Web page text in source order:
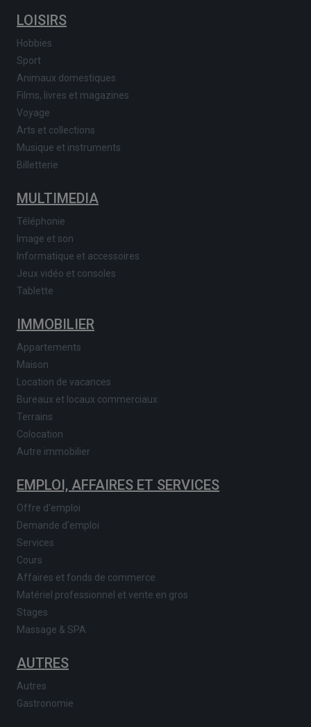
LOISIRS
Hobbies
Sport
Animaux domestiques
Films, livres et magazines
Voyage
Arts et collections
Musique et instruments
Billetterie
MULTIMEDIA
Téléphonie
Image et son
Informatique et accessoires
Jeux vidéo et consoles
Tablette
IMMOBILIER
Appartements
Maison
Location de vacances
Bureaux et locaux commerciaux
Terrains
Colocation
Autre immobilier
EMPLOI, AFFAIRES ET SERVICES
Offre d'emploi
Demande d'emploi
Services
Cours
Affaires et fonds de commerce
Matériel professionnel et vente en gros
Stages
Massage & SPA
AUTRES
Autres
Gastronomie